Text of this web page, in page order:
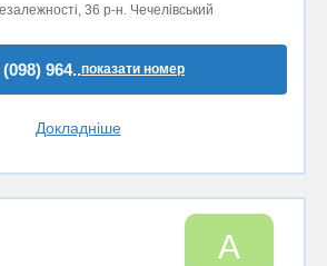
36 р-н. Чечелівський
964..показати номер
Докладніше
A